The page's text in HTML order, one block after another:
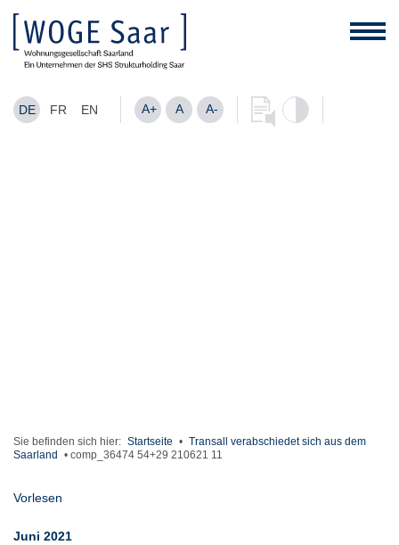
DE FR EN A+ A A-
Sie befinden sich hier: Startseite • Transall verabschiedet sich aus dem
Saarland
• comp_36474 54+29 210621 11
Vorlesen
Juni 2021